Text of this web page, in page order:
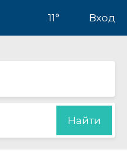
11° Вход
Найти